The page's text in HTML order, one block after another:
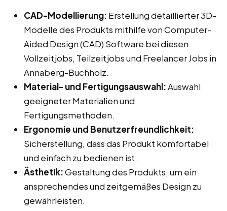
CAD-Modellierung: Erstellung detaillierter 3D-
Modelle des Produkts mithilfe von Computer-
Aided Design (CAD) Software bei diesen
Vollzeitjobs, Teilzeitjobs und Freelancer Jobs in
Annaberg-Buchholz.
Material- und Fertigungsauswahl:Auswahl
geeigneter Materialien und
Fertigungsmethoden.
Ergonomie und Benutzerfreundlichkeit:
Sicherstellung, dass das Produkt komfortabel
und einfach zu bedienen ist.
Ästhetik:Gestaltung des Produkts, um ein
ansprechendes und zeitgemäßes Design zu
gewährleisten.